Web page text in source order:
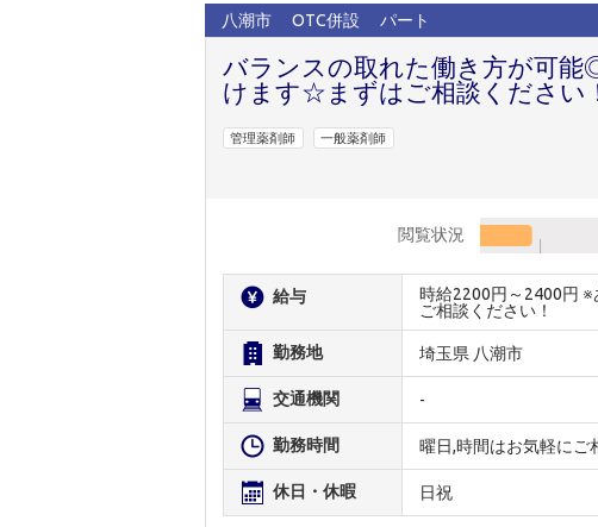
八潮市 OTC併設 パート
バランスの取れた働き方が可
けます☆まずはご相談ください
管理薬剤師 一般薬剤師
閲覧状況
給与
時給2200円～2400円
ご相談ください！
勤務地 埼玉県 八潮市
交通機関 -
勤務時間 曜日,時間はお気軽にご
休日・休暇 日祝